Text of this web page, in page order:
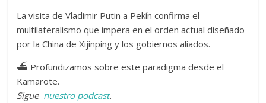
La visita de Vladimir Putin a Pekín confirma el
multilateralismo que impera en el orden actual diseñado
por la China de Xijinping y los gobiernos aliados.
⛴ Profundizamos sobre este paradigma desde el
Kamarote.
Sigue nuestro podcast.